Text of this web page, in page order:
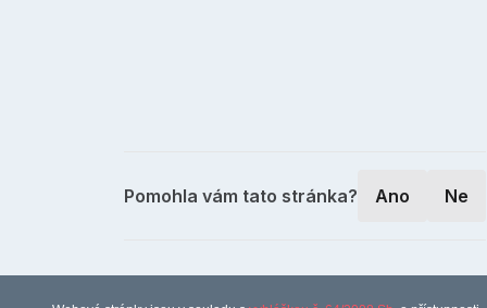
Pomohla vám tato stránka? Ano Ne